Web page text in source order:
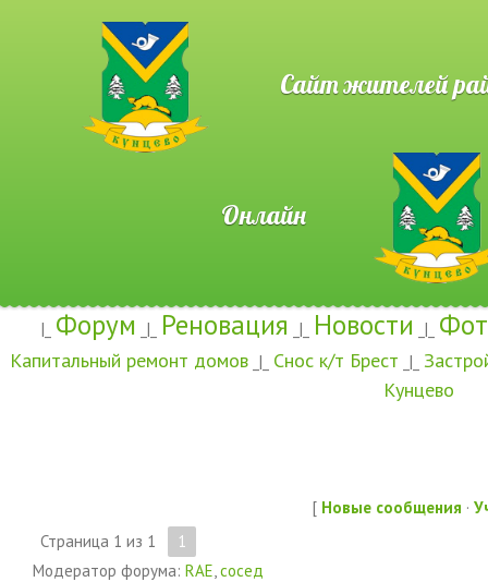
Сайт жителей
Онлайн
|_ Форум _|_ Реновация _|_ Новости _|_
Капитальный ремонт домов _|_ Снос к/т Брест _|_
Кунцево
[ Новые сообщения ·
Страница 1 из 1
1
Модератор форума: RAE,сосед